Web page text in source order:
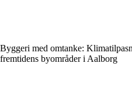
Byggeri med omtanke:
fremtidens byområder i Aalborg